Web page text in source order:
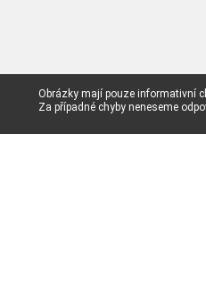
Obrázky mají pouze informativní
Za případné chyby neneseme